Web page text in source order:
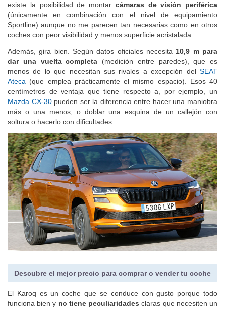
existe la posibilidad de montar cámaras de visión periférica
(únicamente en combinación con el nivel de equipamiento
Sportline) aunque no me parecen tan necesarias como en otros
coches con peor visibilidad y menos superficie acristalada.
Además, gira bien. Según datos oficiales necesita 10,9 m para
dar una vuelta completa (medición entre paredes), que es
menos de lo que necesitan sus rivales a excepción del SEAT
Ateca (que emplea prácticamente el mismo espacio). Esos 40
centímetros de ventaja que tiene respecto a, por ejemplo, un
Mazda CX-30pueden ser la diferencia entre hacer una maniobra
más o una menos, o doblar una esquina de un callejón con
soltura o hacerlo con dificultades.
Descubre el mejor precio para comprar o vender tu coche
El Karoq es un coche que se conduce con gusto porque todo
funciona bien y no tiene peculiaridades claras que necesiten un